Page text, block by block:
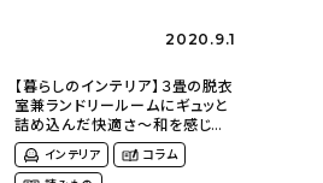
2020.9.1
【暮らしのインテリア】３畳の脱衣
室兼ランドリールームにギュッと
詰め込んだ快適さ〜和を感じる
平屋に暮らす（heco_homeさ
ん） インテリア
コラム